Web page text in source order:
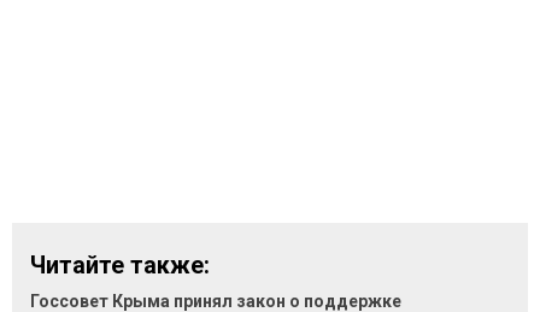
Читайте также:
Госсовет Крыма принял закон о поддержке